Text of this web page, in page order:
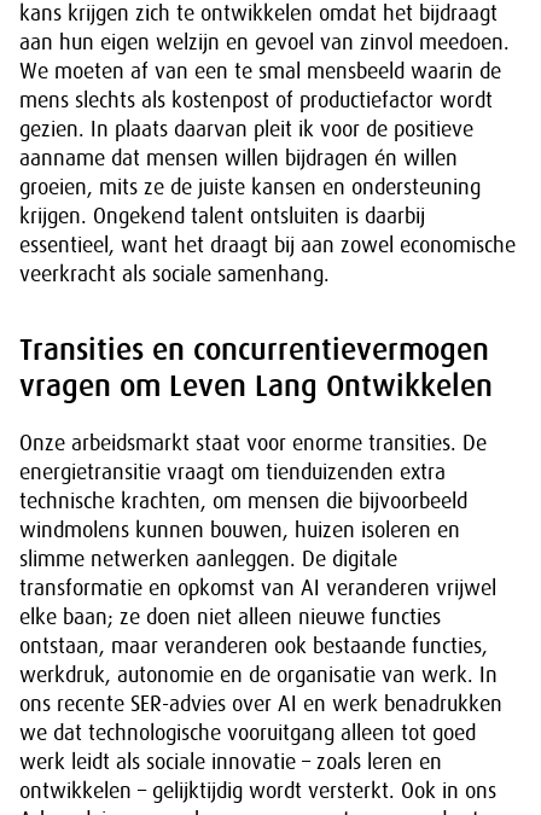
kans krijgen zich te ontwikkelen omdat het bijdraagt
aan hun eigen welzijn en gevoel van zinvol meedoen.
We moeten af van een te smal mensbeeld waarin de
mens slechts als kostenpost of productiefactor wordt
gezien. In plaats daarvan pleit ik voor de positieve
aanname dat mensen willen bijdragen én willen
groeien, mits ze de juiste kansen en ondersteuning
krijgen. Ongekend talent ontsluiten is daarbij
essentieel, want het draagt bij aan zowel economische
veerkracht als sociale samenhang.
Transities en concurrentievermogen
vragen om Leven Lang Ontwikkelen
Onze arbeidsmarkt staat voor enorme transities. De
energietransitie vraagt om tienduizenden extra
technische krachten, om mensen die bijvoorbeeld
windmolens kunnen bouwen, huizen isoleren en
slimme netwerken aanleggen. De digitale
transformatie en opkomst van AI veranderen vrijwel
elke baan; ze doen niet alleen nieuwe functies
ontstaan, maar veranderen ook bestaande functies,
werkdruk, autonomie en de organisatie van werk. In
ons recente SER-advies over AI en werk benadrukken
we dat technologische vooruitgang alleen tot goed
werk leidt als sociale innovatie – zoals leren en
ontwikkelen – gelijktijdig wordt versterkt. Ook in ons